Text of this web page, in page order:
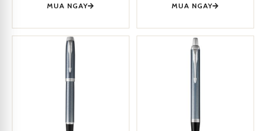
MUA NGAY MUA NGAY